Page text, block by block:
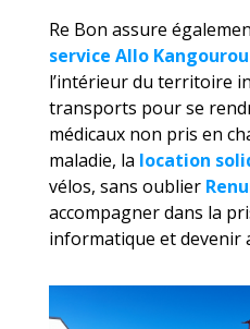
Re Bon assure
service Allo Kangourou
l’intérieur du territoire
transports pour se
médicaux non pris en
maladie, la location
vélos, sans oublier
accompagner dans la
informatique et devenir